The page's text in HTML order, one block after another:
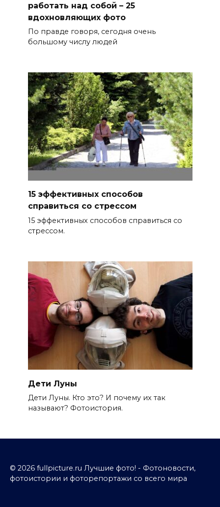
работать над собой – 25
вдохновляющих фото
По правде говоря, сегодня очень
большому числу людей
15 эффективных способов
справиться со стрессом
15 эффективных способов справиться со
стрессом.
Дети Луны
Дети Луны. Кто это? И почему их так
называют? Фотоистория.
© 2026 fullpicture.ru Лучшие фото! - Фотоновости,
фотоистории и фоторепортажи со всего мира